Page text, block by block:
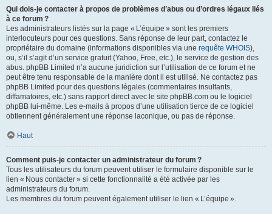
Qui dois-je contacter à propos de problèmes d’abus ou d’ordres légaux liés
à ce forum ?
Les administrateurs listés sur la page « L’équipe » sont les premiers
interlocuteurs pour ces questions. Sans réponse de leur part, contactez le
propriétaire du domaine (informations disponibles via une requête WHOIS),
ou, s’il s’agit d’un service gratuit (Yahoo, Free, etc.), le service de gestion des
abus. phpBB Limited n’a aucune juridiction sur l’utilisation de ce forum et ne
peut être tenu responsable de la manière dont il est utilisé. Ne contactez pas
phpBB Limited pour des questions légales (commentaires insultants,
diffamatoires, etc.) sans rapport direct avec le site phpBB.com ou le logiciel
phpBB lui-même. Les e-mails à propos d’une utilisation tierce de ce logiciel
obtiennent généralement une réponse laconique, ou pas de réponse.
Haut
Comment puis-je contacter un administrateur du forum ?
Tous les utilisateurs du forum peuvent utiliser le formulaire disponible sur le
lien « Nous contacter » si cette fonctionnalité a été activée par les
administrateurs du forum.
Les membres du forum peuvent également utiliser le lien « L’équipe ».